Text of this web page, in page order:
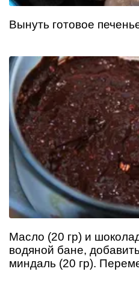
Вынуть готовое
Масло (20 гр) и
водяной бане,
миндаль (20 гр).